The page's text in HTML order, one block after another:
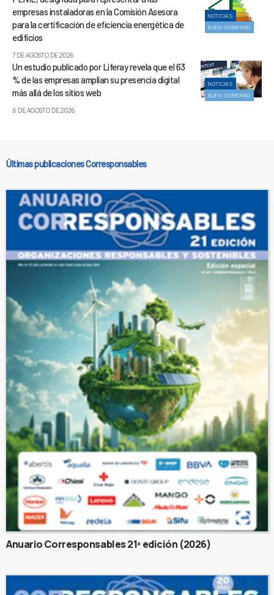
NOTICIAS
BUEN GOBIERNO
empresas instaladoras en la Comisión Asesora
para la certificación de eficiencia energética de
edificios
7 DE AGOSTO DE 2026
NOTICIAS
BUEN GOBIERNO
Un estudio publicado por Liferay revela que el 63
% de las empresas amplían su presencia digital
más allá de los sitios web
6 DE AGOSTO DE 2026
Últimas publicaciones Corresponsables
Anuario Corresponsables 21ª edición (2026)